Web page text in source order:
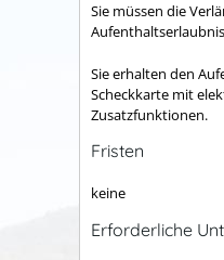
Sie müssen die
Sie erhalten den
Scheckkarte mit
Zusatzfunktionen.
Fristen
keine
Erforderliche